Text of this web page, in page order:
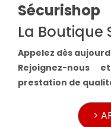
Sécurishop
La Boutique
Appelez dès
Rejoignez-nous
prestation de
>